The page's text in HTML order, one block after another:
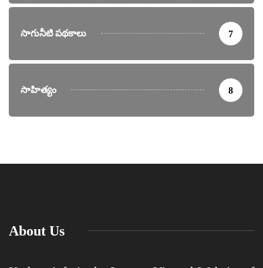
సాగునీటి పథకాలు 7
సాహిత్యం 8
About Us